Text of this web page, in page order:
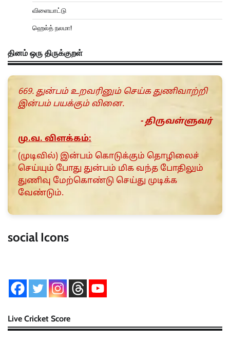
விளையாட்டு
ஹெல்த் நலமா!
தினம் ஒரு திருக்குறள்
669. துன்பம் உறவரினும் செய்க துணிவாற்றி
இன்பம் பயக்கும் வினை.
- திருவள்ளுவர்
மு.வ. விளக்கம்:
(முடிவில்) இன்பம் கொடுக்கும் தொழிலைச்
செய்யும் போது துன்பம் மிக வந்த போதிலும்
துணிவு மேற்கொண்டு செய்து முடிக்க
வேண்டும்.
social Icons
Live Cricket Score